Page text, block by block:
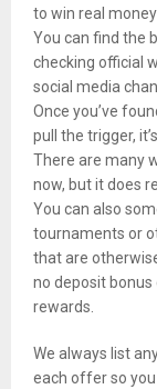
to win real
You can find the
checking official
social media
Once you’ve
pull the trigger,
There are many
now, but it does
You can also
tournaments or
that are
no deposit
rewards.
We always list
each offer so you